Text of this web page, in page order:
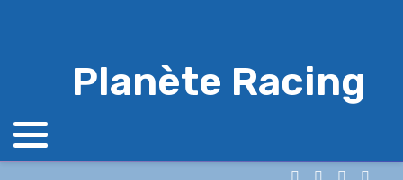
Planète Racing